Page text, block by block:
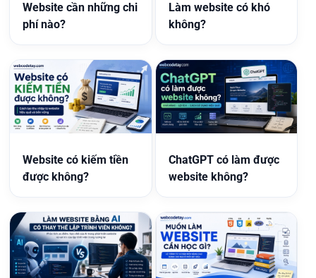
Website cần những chi
phí nào?
Làm website có khó
không?
Website có kiếm tiền
được không?
ChatGPT có làm được
website không?